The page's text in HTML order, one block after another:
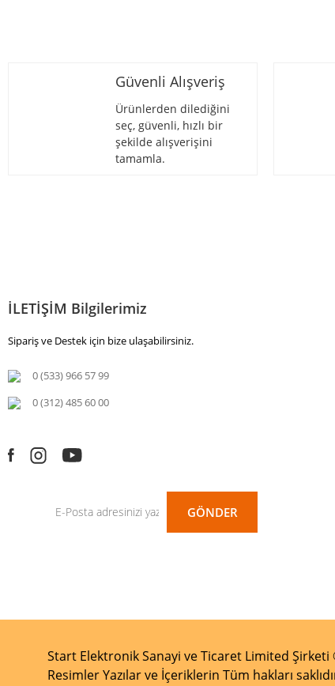
Güvenli Alışveriş
Ürünlerden dilediğini
seç, güvenli, hızlı bir
şekilde alışverişini
tamamla.
İLETİŞİM Bilgilerimiz
Sipariş ve Destek için bize ulaşabilirsiniz.
0 (533) 966 57 99
0 (312) 485 60 00
GÖNDER
Start Elektronik Sanayi ve Ticaret Limited Şirketi
Resimler Yazılar ve İçeriklerin Tüm hakları